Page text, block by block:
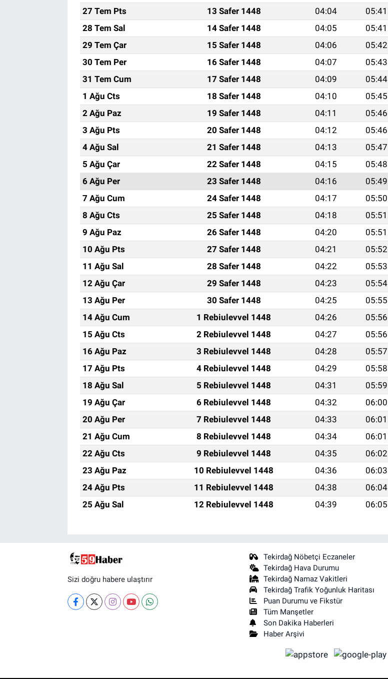
27 Tem Pts
13 Safer 1448 04:04 05:41
28 Tem Sal
14 Safer 1448 04:05 05:41
29 Tem Çar
15 Safer 1448 04:06 05:42
30 Tem Per
16 Safer 1448 04:07 05:43
31 Tem Cum
17 Safer 1448 04:09 05:44
1 Ağu Cts
18 Safer 1448 04:10 05:45
2 Ağu Paz
19 Safer 1448 04:11 05:46
3 Ağu Pts
20 Safer 1448 04:12 05:46
4 Ağu Sal
21 Safer 1448 04:13 05:47
5 Ağu Çar
22 Safer 1448 04:15 05:48
6 Ağu Per
23 Safer 1448 04:16 05:49
7 Ağu Cum
24 Safer 1448 04:17 05:50
8 Ağu Cts
25 Safer 1448 04:18 05:51
9 Ağu Paz
26 Safer 1448 04:20 05:51
10 Ağu Pts
27 Safer 1448 04:21 05:52
11 Ağu Sal
28 Safer 1448 04:22 05:53
12 Ağu Çar
29 Safer 1448 04:23 05:54
13 Ağu Per
30 Safer 1448 04:25 05:55
14 Ağu Cum
1 Rebiulevvel 1448 04:26 05:56
15 Ağu Cts
2 Rebiulevvel 1448 04:27 05:56
16 Ağu Paz
3 Rebiulevvel 1448 04:28 05:57
17 Ağu Pts
4 Rebiulevvel 1448 04:29 05:58
18 Ağu Sal
5 Rebiulevvel 1448 04:31 05:59
19 Ağu Çar
6 Rebiulevvel 1448 04:32 06:00
20 Ağu Per
7 Rebiulevvel 1448 04:33 06:01
21 Ağu Cum
8 Rebiulevvel 1448 04:34 06:01
22 Ağu Cts
9 Rebiulevvel 1448 04:35 06:02
23 Ağu Paz
10 Rebiulevvel 1448 04:36 06:03
24 Ağu Pts
11 Rebiulevvel 1448 04:38 06:04
25 Ağu Sal
12 Rebiulevvel 1448 04:39 06:05
Sizi doğru habere ulaştırır
Tekirdağ Nöbetçi Eczaneler
Tekirdağ Hava Durumu
Tekirdağ Namaz Vakitleri
Tekirdağ Trafik Yoğunluk Haritası
Puan Durumu ve Fikstür
Tüm Manşetler
Son Dakika Haberleri
Haber Arşivi